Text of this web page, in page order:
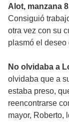
Alot, manzana
Consiguió
otra vez con su
plasmó el deseo
No olvidaba a
olvidaba que a
estaba preso,
reencontrarse
mayor, Roberto,